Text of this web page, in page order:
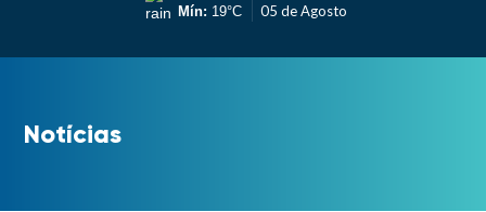
Mín: 19°C
05 de Agosto
Notícias